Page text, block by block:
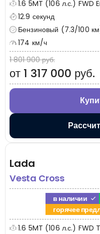
1.6 5MT (106 л.с.) FWD
12.9 секунд
Бензиновый (7.3/100
174 км/ч
1 801 900 руб.
от 1 317 000 руб.
Lada
Vesta Cross
в наличии
горячее
1.6 5MT (106 л.с.) FWD